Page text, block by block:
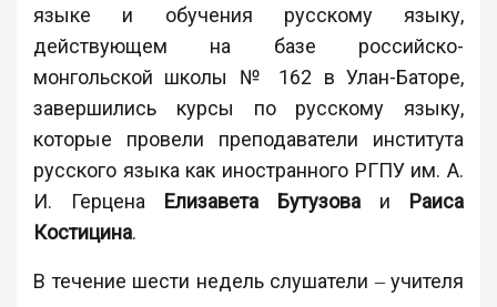
языке и обучения русскому языку,
действующем на базе российско-
монгольской школы № 162 в Улан-Баторе,
завершились курсы по русскому языку,
которые провели преподаватели института
русского языка как иностранного РГПУ им. А.
И. Герцена Елизавета Бутузова и Раиса
Костицина.
В течение шести недель слушатели ‒ учителя